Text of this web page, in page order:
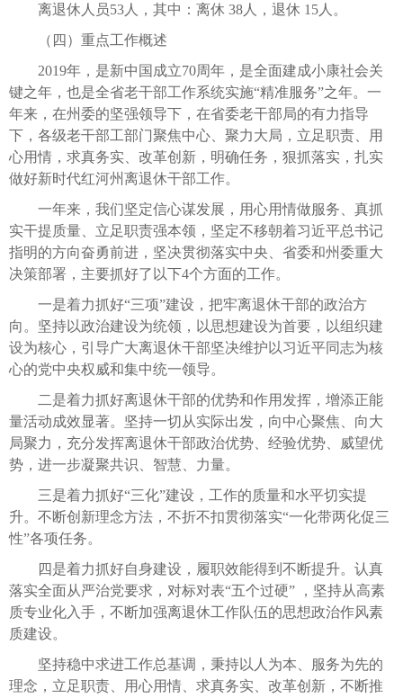
离退休人员53人，其中：离休 38人，退休 15人。
（四）重点工作概述
2019年，是新中国成立70周年，是全面建成小康社会关
键之年，也是全省老干部工作系统实施“精准服务”之年。一
年来，在州委的坚强领导下，在省委老干部局的有力指导
下，各级老干部工部门聚焦中心、聚力大局，立足职责、用
心用情，求真务实、改革创新，明确任务，狠抓落实，扎实
做好新时代红河州离退休干部工作。
一年来，我们坚定信心谋发展，用心用情做服务、真抓
实干提质量、立足职责强本领，坚定不移朝着习近平总书记
指明的方向奋勇前进，坚决贯彻落实中央、省委和州委重大
决策部署，主要抓好了以下4个方面的工作。
一是着力抓好“三项”建设，把牢离退休干部的政治方
向。坚持以政治建设为统领，以思想建设为首要，以组织建
设为核心，引导广大离退休干部坚决维护以习近平同志为核
心的党中央权威和集中统一领导。
二是着力抓好离退休干部的优势和作用发挥，增添正能
量活动成效显著。坚持一切从实际出发，向中心聚焦、向大
局聚力，充分发挥离退休干部政治优势、经验优势、威望优
势，进一步凝聚共识、智慧、力量。
三是着力抓好“三化”建设，工作的质量和水平切实提
升。不断创新理念方法，不折不扣贯彻落实“一化带两化促三
性”各项任务。
四是着力抓好自身建设，履职效能得到不断提升。认真
落实全面从严治党要求，对标对表“五个过硬” ，坚持从高素
质专业化入手，不断加强离退休工作队伍的思想政治作风素
质建设。
坚持稳中求进工作总基调，秉持以人为本、服务为先的
理念，立足职责、用心用情、求真务实、改革创新，不断推